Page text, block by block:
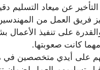
عن ميعاد التسليم
فريق العمل من
على تنفيذ الأعمال
كانت صعوبتها.
على أيدي متخصصين في